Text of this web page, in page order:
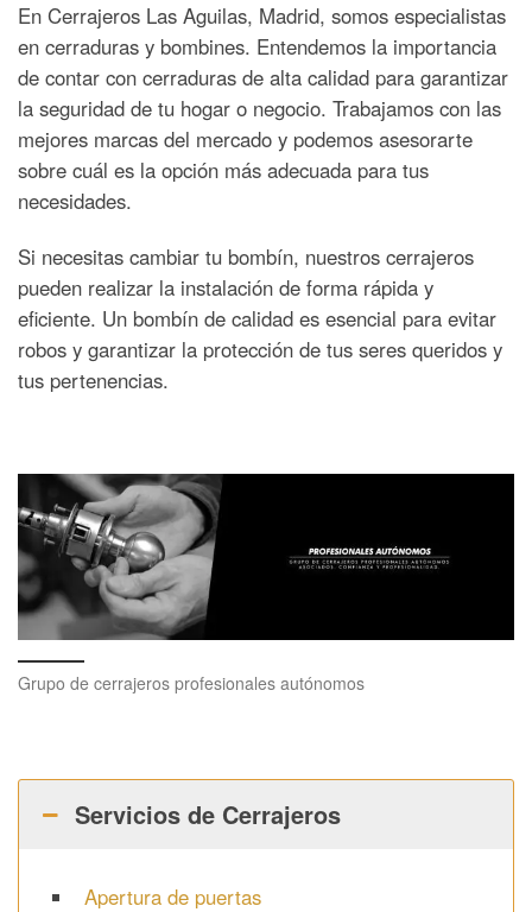
En Cerrajeros Las Aguilas, Madrid, somos especialistas
en cerraduras y bombines. Entendemos la importancia
de contar con cerraduras de alta calidad para garantizar
la seguridad de tu hogar o negocio. Trabajamos con las
mejores marcas del mercado y podemos asesorarte
sobre cuál es la opción más adecuada para tus
necesidades.
Si necesitas cambiar tu bombín, nuestros cerrajeros
pueden realizar la instalación de forma rápida y
eficiente. Un bombín de calidad es esencial para evitar
robos y garantizar la protección de tus seres queridos y
tus pertenencias.
Grupo de cerrajeros profesionales autónomos
Servicios de Cerrajeros
Apertura de puertas